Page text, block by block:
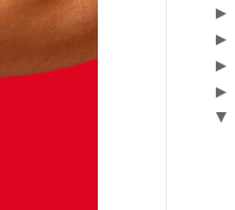
►
►
►
►
▼